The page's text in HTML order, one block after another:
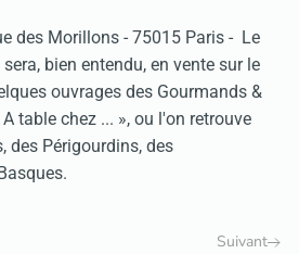
des Morillons - 75015 Paris - Le
bien entendu, en vente sur le
ouvrages des Gourmands &
table chez ... », ou l'on retrouve
des Périgourdins, des
Suivant